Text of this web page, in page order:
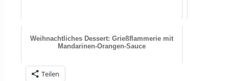
Weihnachtliches Dessert: Grießflammerie mit
Mandarinen-Orangen-Sauce
Teilen